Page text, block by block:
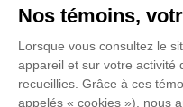
CLIENTÈLE
ET PRIVÉE